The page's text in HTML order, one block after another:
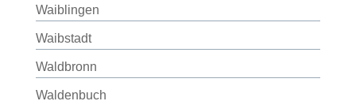
Waiblingen
Waibstadt
Waldbronn
Waldenbuch